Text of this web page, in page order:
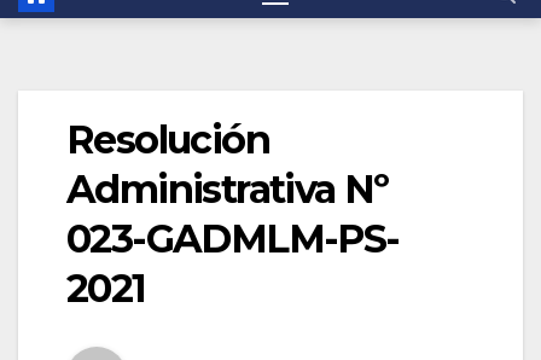
Resolución
Administrativa Nº
023-GADMLM-PS-
2021